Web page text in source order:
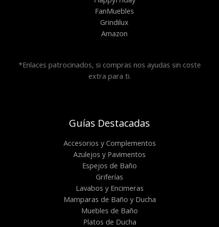
FanMuebles
Grindilux
Amazon
*Enlaces patrocinados, si compras nos ayudas sin coste
extra para ti.
Guías Destacadas
Accesorios y Complementos
Azulejos y Pavimentos
Espejos de Baño
Griferías
Lavabos y Encimeras
Mamparas de Baño y Ducha
Muebles de Baño
Platos de Ducha